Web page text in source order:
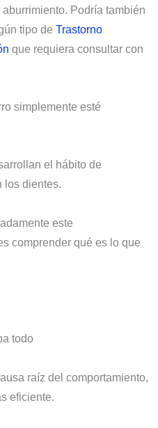
Podría también
tipo de Trastorno
que requiera consultar con
simplemente esté
el hábito de
los dientes.
este
comprender qué es lo que
todo
raíz del comportamiento,
eficiente.